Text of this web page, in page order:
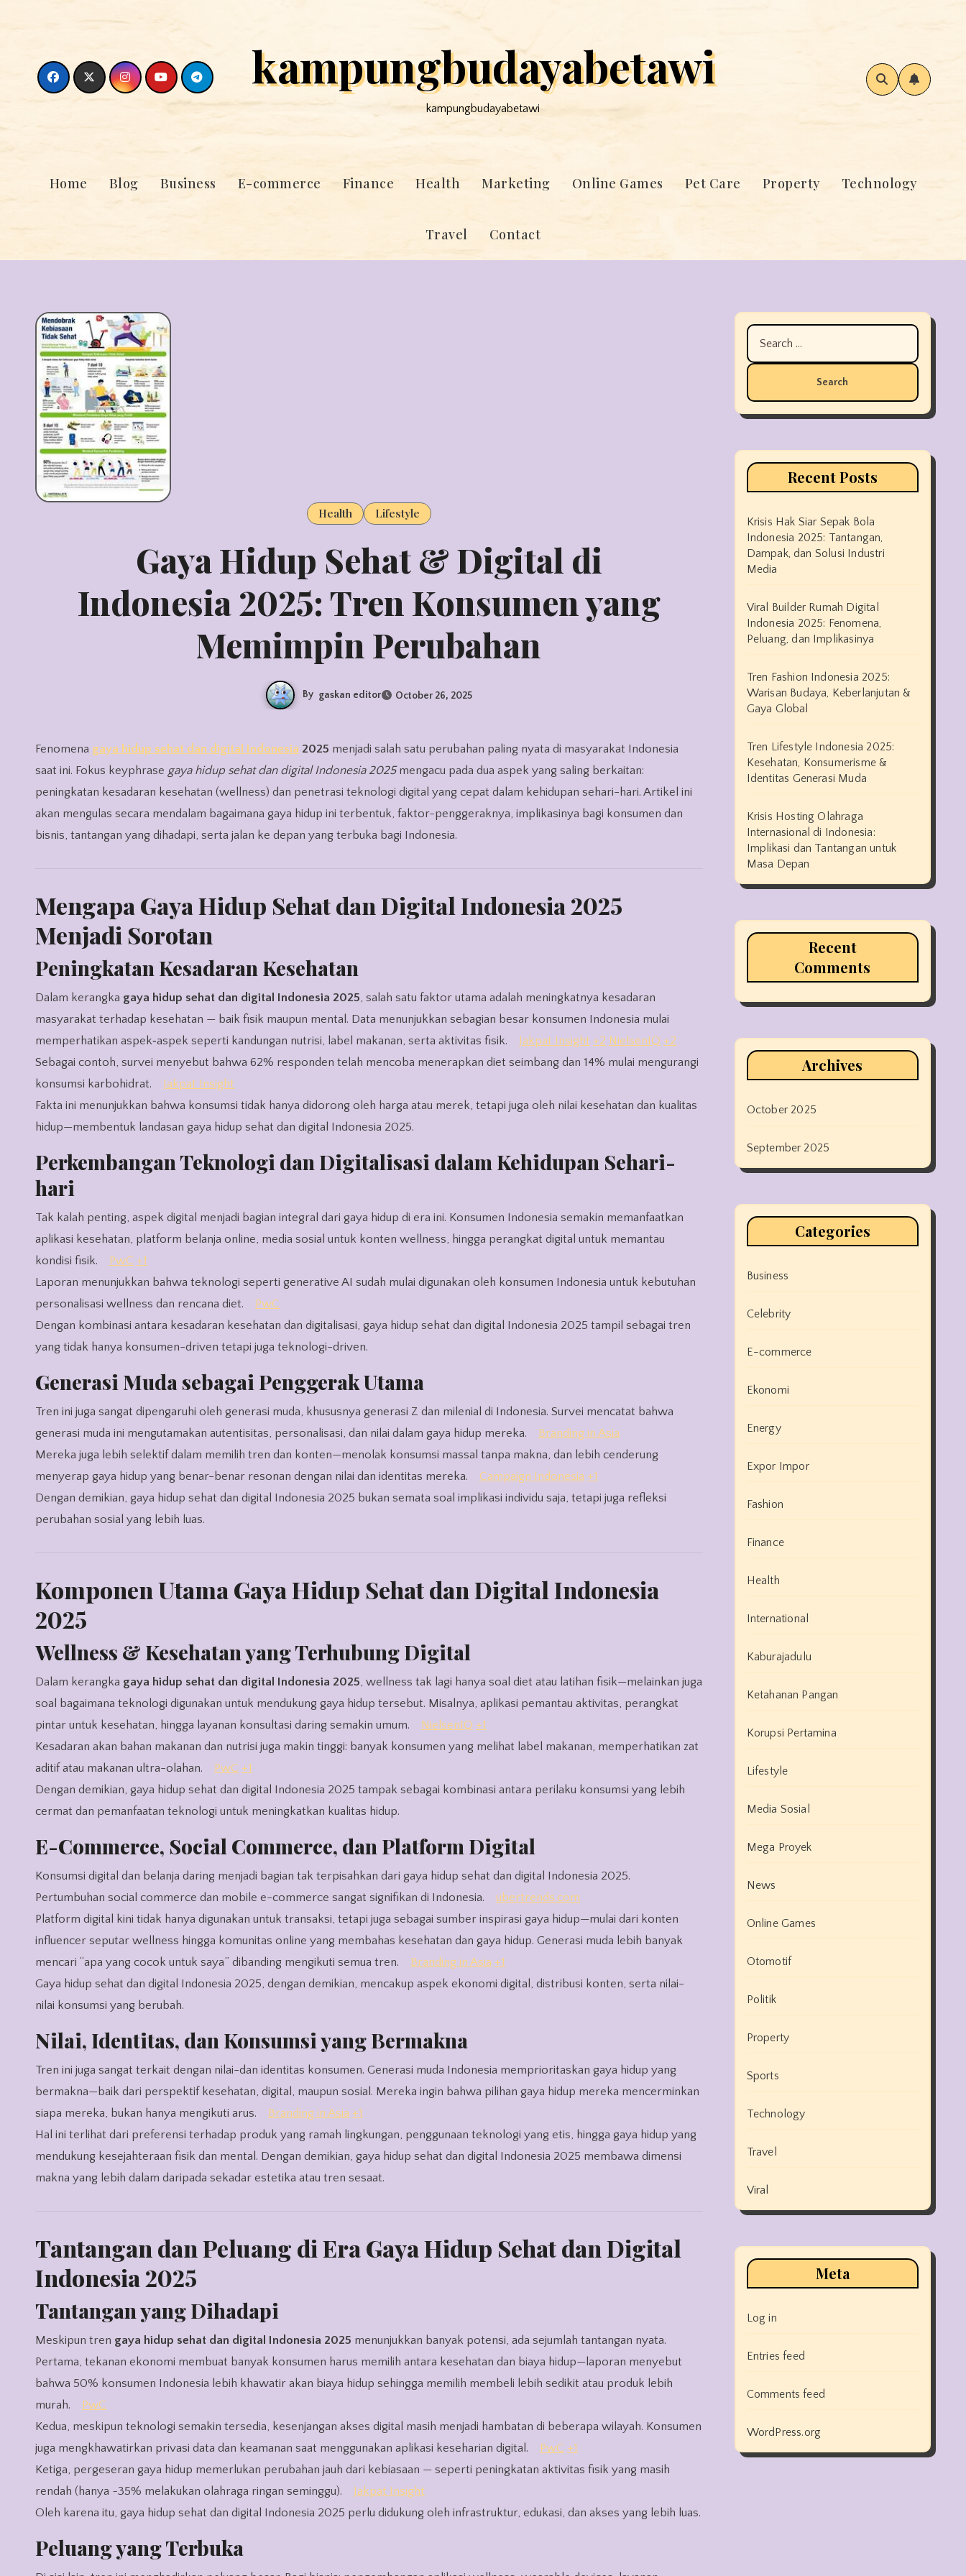
kampungbudayabetawi
kampungbudayabetawi
Home Blog Business E-commerce Finance Health Marketing Online Games Pet Care Property Technology
Travel Contact
Health Lifestyle
Gaya Hidup Sehat & Digital di
Indonesia 2025: Tren Konsumen yang
Memimpin Perubahan
By gaskan editor October 26, 2025
Fenomena gaya hidup sehat dan digital Indonesia 2025 menjadi salah satu perubahan paling nyata di masyarakat Indonesia
saat ini. Fokus keyphrase gaya hidup sehat dan digital Indonesia 2025mengacu pada dua aspek yang saling berkaitan:
peningkatan kesadaran kesehatan (wellness) dan penetrasi teknologi digital yang cepat dalam kehidupan sehari-hari. Artikel ini
akan mengulas secara mendalam bagaimana gaya hidup ini terbentuk, faktor-penggeraknya, implikasinya bagi konsumen dan
bisnis, tantangan yang dihadapi, serta jalan ke depan yang terbuka bagi Indonesia.
Mengapa Gaya Hidup Sehat dan Digital Indonesia 2025
Menjadi Sorotan
Peningkatan Kesadaran Kesehatan
Dalam kerangka gaya hidup sehat dan digital Indonesia 2025, salah satu faktor utama adalah meningkatnya kesadaran
masyarakat terhadap kesehatan — baik fisik maupun mental. Data menunjukkan sebagian besar konsumen Indonesia mulai
memperhatikan aspek‐aspek seperti kandungan nutrisi, label makanan, serta aktivitas fisik.
Jakpat Insight +2 NielsenIQ +2
Sebagai contoh, survei menyebut bahwa 62% responden telah mencoba menerapkan diet seimbang dan 14% mulai mengurangi
konsumsi karbohidrat.
Jakpat Insight
Fakta ini menunjukkan bahwa konsumsi tidak hanya didorong oleh harga atau merek, tetapi juga oleh nilai kesehatan dan kualitas
hidup—membentuk landasan gaya hidup sehat dan digital Indonesia 2025.
Perkembangan Teknologi dan Digitalisasi dalam Kehidupan Sehari-
hari
Tak kalah penting, aspek digital menjadi bagian integral dari gaya hidup di era ini. Konsumen Indonesia semakin memanfaatkan
aplikasi kesehatan, platform belanja online, media sosial untuk konten wellness, hingga perangkat digital untuk memantau
kondisi fisik.
PwC +1
Laporan menunjukkan bahwa teknologi seperti generative AI sudah mulai digunakan oleh konsumen Indonesia untuk kebutuhan
personalisasi wellness dan rencana diet.
PwC
Dengan kombinasi antara kesadaran kesehatan dan digitalisasi, gaya hidup sehat dan digital Indonesia 2025 tampil sebagai tren
yang tidak hanya konsumen-driven tetapi juga teknologi-driven.
Generasi Muda sebagai Penggerak Utama
Tren ini juga sangat dipengaruhi oleh generasi muda, khususnya generasi Z dan milenial di Indonesia. Survei mencatat bahwa
generasi muda ini mengutamakan autentisitas, personalisasi, dan nilai dalam gaya hidup mereka.
Branding in Asia
Mereka juga lebih selektif dalam memilih tren dan konten—menolak konsumsi massal tanpa makna, dan lebih cenderung
menyerap gaya hidup yang benar-benar resonan dengan nilai dan identitas mereka.
Campaign Indonesia +1
Dengan demikian, gaya hidup sehat dan digital Indonesia 2025 bukan semata soal implikasi individu saja, tetapi juga refleksi
perubahan sosial yang lebih luas.
Komponen Utama Gaya Hidup Sehat dan Digital Indonesia
2025
Wellness & Kesehatan yang Terhubung Digital
Dalam kerangka gaya hidup sehat dan digital Indonesia 2025, wellness tak lagi hanya soal diet atau latihan fisik—melainkan juga
soal bagaimana teknologi digunakan untuk mendukung gaya hidup tersebut. Misalnya, aplikasi pemantau aktivitas, perangkat
pintar untuk kesehatan, hingga layanan konsultasi daring semakin umum.
NielsenIQ +1
Kesadaran akan bahan makanan dan nutrisi juga makin tinggi: banyak konsumen yang melihat label makanan, memperhatikan zat
aditif atau makanan ultra-olahan.
PwC +1
Dengan demikian, gaya hidup sehat dan digital Indonesia 2025 tampak sebagai kombinasi antara perilaku konsumsi yang lebih
cermat dan pemanfaatan teknologi untuk meningkatkan kualitas hidup.
E-Commerce, Social Commerce, dan Platform Digital
Konsumsi digital dan belanja daring menjadi bagian tak terpisahkan dari gaya hidup sehat dan digital Indonesia 2025.
Pertumbuhan social commerce dan mobile e-commerce sangat signifikan di Indonesia.
ubertrends.com
Platform digital kini tidak hanya digunakan untuk transaksi, tetapi juga sebagai sumber inspirasi gaya hidup—mulai dari konten
influencer seputar wellness hingga komunitas online yang membahas kesehatan dan gaya hidup. Generasi muda lebih banyak
mencari “apa yang cocok untuk saya” dibanding mengikuti semua tren.
Branding in Asia +1
Gaya hidup sehat dan digital Indonesia 2025, dengan demikian, mencakup aspek ekonomi digital, distribusi konten, serta nilai-
nilai konsumsi yang berubah.
Nilai, Identitas, dan Konsumsi yang Bermakna
Tren ini juga sangat terkait dengan nilai-dan identitas konsumen. Generasi muda Indonesia memprioritaskan gaya hidup yang
bermakna—baik dari perspektif kesehatan, digital, maupun sosial. Mereka ingin bahwa pilihan gaya hidup mereka mencerminkan
siapa mereka, bukan hanya mengikuti arus.
Branding in Asia +1
Hal ini terlihat dari preferensi terhadap produk yang ramah lingkungan, penggunaan teknologi yang etis, hingga gaya hidup yang
mendukung kesejahteraan fisik dan mental. Dengan demikian, gaya hidup sehat dan digital Indonesia 2025 membawa dimensi
makna yang lebih dalam daripada sekadar estetika atau tren sesaat.
Tantangan dan Peluang di Era Gaya Hidup Sehat dan Digital
Indonesia 2025
Tantangan yang Dihadapi
Meskipun tren gaya hidup sehat dan digital Indonesia 2025 menunjukkan banyak potensi, ada sejumlah tantangan nyata.
Pertama, tekanan ekonomi membuat banyak konsumen harus memilih antara kesehatan dan biaya hidup—laporan menyebut
bahwa 50% konsumen Indonesia lebih khawatir akan biaya hidup sehingga memilih membeli lebih sedikit atau produk lebih
murah.
PwC
Kedua, meskipun teknologi semakin tersedia, kesenjangan akses digital masih menjadi hambatan di beberapa wilayah. Konsumen
juga mengkhawatirkan privasi data dan keamanan saat menggunakan aplikasi keseharian digital.
PwC +1
Ketiga, pergeseran gaya hidup memerlukan perubahan jauh dari kebiasaan — seperti peningkatan aktivitas fisik yang masih
rendah (hanya ~35% melakukan olahraga ringan seminggu).
Jakpat Insight
Oleh karena itu, gaya hidup sehat dan digital Indonesia 2025 perlu didukung oleh infrastruktur, edukasi, dan akses yang lebih luas.
Peluang yang Terbuka
Search
for:
Recent Posts
Krisis Hak Siar Sepak Bola
Indonesia 2025: Tantangan,
Dampak, dan Solusi Industri
Media
Viral Builder Rumah Digital
Indonesia 2025: Fenomena,
Peluang, dan Implikasinya
Tren Fashion Indonesia 2025:
Warisan Budaya, Keberlanjutan &
Gaya Global
Tren Lifestyle Indonesia 2025:
Kesehatan, Konsumerisme &
Identitas Generasi Muda
Krisis Hosting Olahraga
Internasional di Indonesia:
Implikasi dan Tantangan untuk
Masa Depan
Recent
Comments
Archives
October 2025
September 2025
Categories
Business
Celebrity
E-commerce
Ekonomi
Energy
Expor Impor
Fashion
Finance
Health
International
Kaburajadulu
Ketahanan Pangan
Korupsi Pertamina
Lifestyle
Media Sosial
Mega Proyek
News
Online Games
Otomotif
Politik
Property
Sports
Technology
Travel
Viral
Meta
Log in
Entries feed
Comments feed
WordPress.org